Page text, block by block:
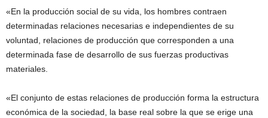
«En la producción social de su vida, los hombres contraen
determinadas relaciones necesarias e independientes de su
voluntad, relaciones de producción que corresponden a una
determinada fase de desarrollo de sus fuerzas productivas
materiales.
«El conjunto de estas relaciones de producción forma la estructura
económica de la sociedad, la base real sobre la que se erige una